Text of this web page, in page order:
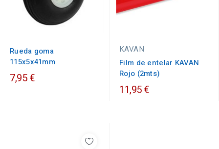
Rueda goma
115x5x41mm
7,95 €
KAVAN
Film de entelar KAVAN
Rojo (2mts)
11,95 €